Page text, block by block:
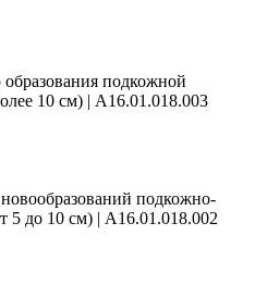
образования подкожной
10 см) | А16.01.018.003
подкожно-
5 до 10 см) | А16.01.018.002